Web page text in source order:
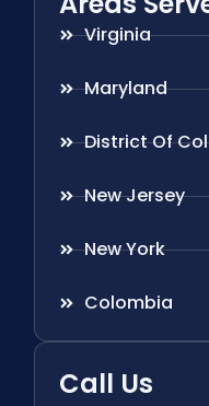
Virginia
Maryland
District Of
New Jersey
New York
Colombia
Call Us